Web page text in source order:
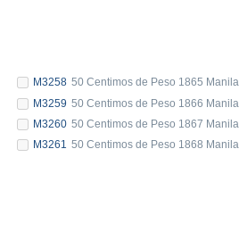
M3258 50 Centimos de Peso 1865 Manila.
M3259 50 Centimos de Peso 1866 Manila.
M3260 50 Centimos de Peso 1867 Manila.
M3261 50 Centimos de Peso 1868 Manila.